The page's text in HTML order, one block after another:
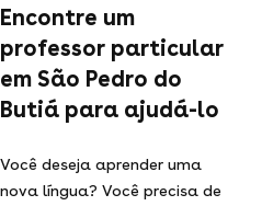
Encontre um
professor particular
em São Pedro do
Butiá para ajudá-lo
Você deseja aprender uma
nova língua? Você precisa de